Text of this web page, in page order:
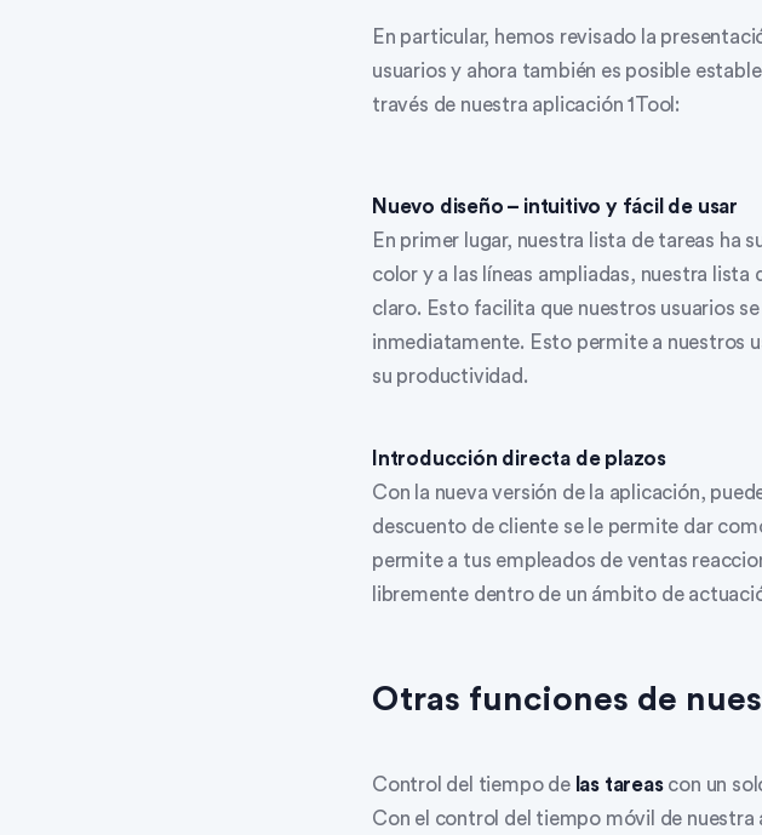
En particular, hemos revisado la
usuarios y ahora también es posible
través de nuestra aplicación 1Tool:
Nuevo diseño – intuitivo y fácil de usar
En primer lugar, nuestra lista de tareas ha
color y a las líneas ampliadas, nuestra
claro. Esto facilita que nuestros usuarios
inmediatamente. Esto permite a nuestros
su productividad.
Introducción directa de plazos
Con la nueva versión de la aplicación,
descuento de cliente se le permite dar
permite a tus empleados de ventas
libremente dentro de un ámbito de
Otras funciones de
Control del tiempo de las tareascon un
Con el control del tiempo móvil de nuestra